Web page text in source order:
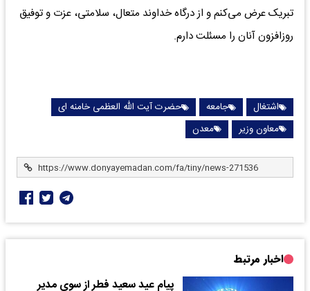
تبریک عرض می‌کنم و از درگاه خداوند متعال، سلامتی، عزت و توفیق
روزافزون آنان را مسئلت دارم.
اشتغال جامعه
حضرت آیت الله العظمی خامنه ای
معاون وزیر
معدن
اخبار مرتبط
پیام عید سعید فطر از سوی مدیر